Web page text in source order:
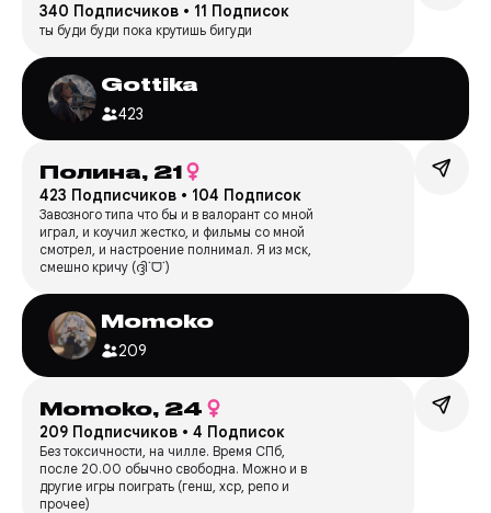
340 Подписчиков • 11 Подписок
ты буди буди пока крутишь бигуди
Gottika
423
Полина, 21
423 Подписчиков • 104 Подписок
Завозного типа что бы и в валорант со мной
играл, и коучил жестко, и фильмы со мной
смотрел, и настроение полнимал. Я из мск,
смешно кричу (ദ്ദി˙ᗜ˙)
Momoko
209
Momoko, 24
209 Подписчиков • 4 Подписок
Без токсичности, на чилле. Время СПб,
после 20.00 обычно свободна. Можно и в
другие игры поиграть (генш, хср, репо и
прочее)